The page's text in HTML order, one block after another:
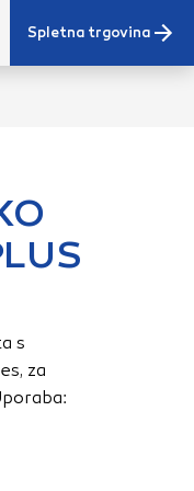
Spletna trgovina
s
za